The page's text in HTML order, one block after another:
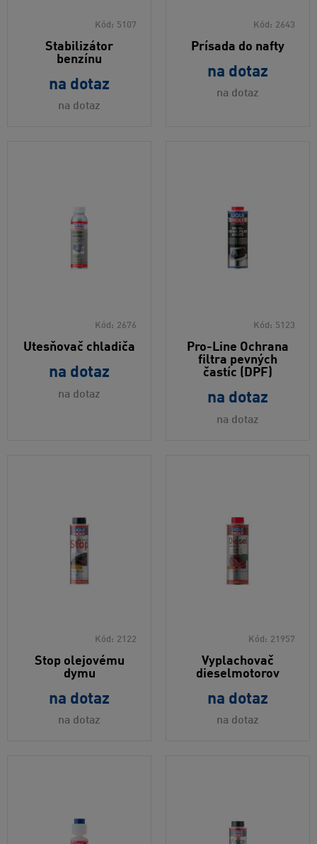
Kód: 5107
Stabilizátor
benzínu
na dotaz
na dotaz
Kód: 2643
Prísada do nafty
na dotaz
na dotaz
Kód: 2676
Utesňovač chladiča
na dotaz
na dotaz
Kód: 5123
Pro-Line Ochrana
filtra pevných
častíc (DPF)
na dotaz
na dotaz
Kód: 2122
Stop olejovému
dymu
na dotaz
na dotaz
Kód: 21957
Vyplachovač
dieselmotorov
na dotaz
na dotaz